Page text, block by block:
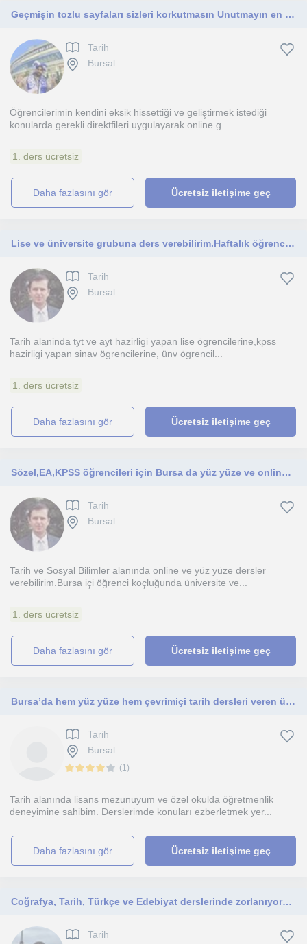
Geçmişin tozlu sayfaları sizleri korkutmasın Unutmayın en zor kararları en güçlü iradeler verir
Tarih
Bursal
Öğrencilerimin kendini eksik hissettiği ve geliştirmek istediği
konularda gerekli direktfileri uygulayarak online g...
1. ders ücretsiz
daha fazlasını gör Ücretsiz iletişime geç
Lise ve üniversite grubuna ders verebilirim.Haftalık öğrenci koçluğu yapabilirim
Tarih
Bursal
Tarih alaninda tyt ve ayt hazirligi yapan lise ögrencilerine,kpss
hazirligi yapan sinav ögrencilerine, ünv ögrencil...
1. ders ücretsiz
daha fazlasını gör Ücretsiz iletişime geç
Sözel,EA,KPSS öğrencileri için Bursa da yüz yüze ve online ders verebilir ve öğrenci koçluğu yapabilirim
Tarih
Bursal
Tarih ve Sosyal Bilimler alanında online ve yüz yüze dersler
verebilirim.Bursa içi öğrenci koçluğunda üniversite ve...
1. ders ücretsiz
daha fazlasını gör Ücretsiz iletişime geç
Bursa’da hem yüz yüze hem çevrimiçi tarih dersleri veren üniversite mezunu ve özel okul deneyimine sahip
Tarih
Bursal
(1)
Tarih alanında lisans mezunuyum ve özel okulda öğretmenlik
deneyimine sahibim. Derslerimde konuları ezberletmek yer...
daha fazlasını gör Ücretsiz iletişime geç
Coğrafya, Tarih, Türkçe ve Edebiyat derslerinde zorlanıyorsan sıkılmadan birlikte bunu aşabiliriz :)
Tarih